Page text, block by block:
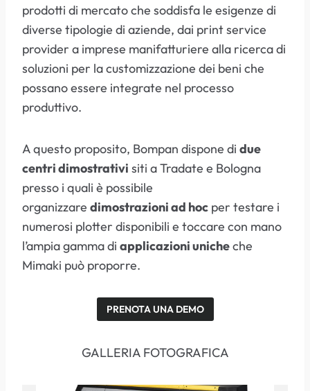
prodotti di mercato che soddisfa le esigenze di
diverse tipologie di aziende, dai print service
provider a imprese manifatturiere alla ricerca di
soluzioni per la customizzazione dei beni che
possano essere integrate nel processo
produttivo.
A questo proposito, Bompan dispone di due
centri dimostrativi siti a Tradate e Bologna
presso i quali è possibile
organizzare dimostrazioni ad hoc per testare i
numerosi plotter disponibili e toccare con mano
l’ampia gamma di applicazioni unicheche
Mimaki può proporre.
PRENOTA UNA DEMO
GALLERIA FOTOGRAFICA